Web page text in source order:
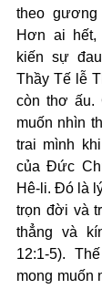
theo
Hơn ai hết,
kiến sự
Thầy Tế lễ
còn thơ ấu.
muốn nhìn
trai mình
của Đức
Hê-li. Đó là
trọn đời và
thẳng và
12:1-5).
mong muốn